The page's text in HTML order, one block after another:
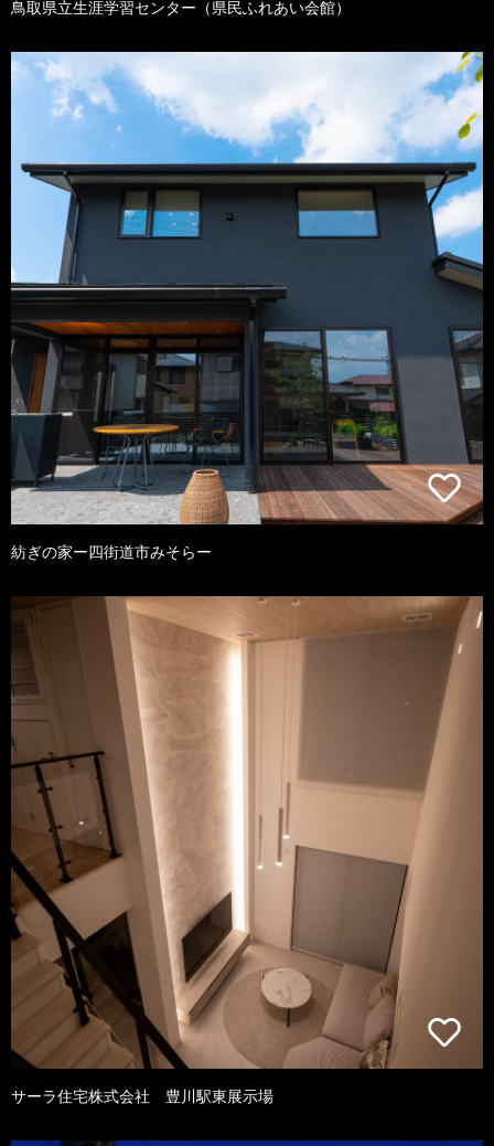
鳥取県立生涯学習センター（県民ふれあい会館）
紡ぎの家ー四街道市みそらー
サーラ住宅株式会社 豊川駅東展示場